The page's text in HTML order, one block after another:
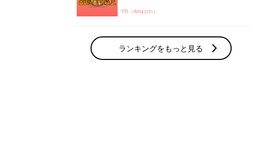
PR（Amazon）
ランキングをもっと見る